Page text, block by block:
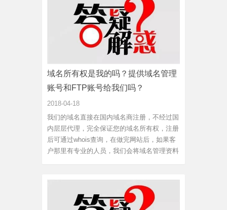
域名所有权是我的吗？提供域名管理
账号和FTP账号给我们吗？
2018-04-18
我们的域名直接在国内域名商注册，不经过国
内层层代理，完全保证您的域名所有权，注册
后可通过whois查询，在做完网站后，如果客
户那里有专业的人员，我们会将域名管理资料